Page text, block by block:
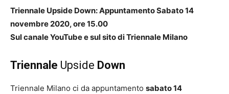
Triennale Upside Down: Appuntamento Sabato 14
novembre 2020, ore 15.00
Sul canale YouTube e sul sito di Triennale Milano
Triennale Upside Down
Triennale Milano ci da appuntamento sabato 14